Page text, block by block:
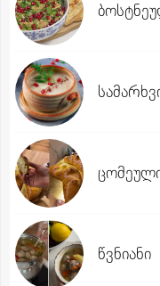
წვნიანი